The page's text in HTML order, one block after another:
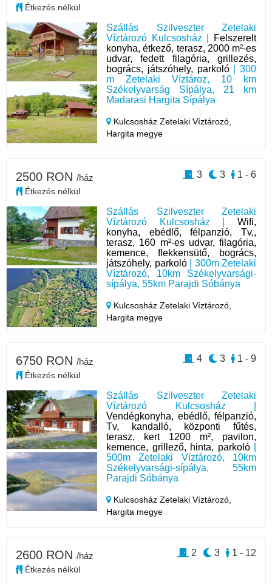
Szállás Szilveszter Zetelaki
Víztározó Kulcsosház |
Felszerelt
konyha, étkező, terasz, 2000 m²-es
udvar, fedett filagória, grillezés,
bogrács, játszóhely, parkoló| 300
m Zetelaki Víztároz, 10 km
Székelyvarság Sípálya, 21 km
Madarasi Hargita Sípálya
Kulcsosház Zetelaki Víztározó,
Hargita megye
Étkezés nélkül
Szállás Szilveszter Zetelaki
Víztározó Kulcsosház | Wifi,
konyha, ebédlő, félpanzió, Tv,,
terasz, 160 m²-es udvar, filagória,
kemence, flekkensütő, bogrács,
játszóhely, parkoló| 300m Zetelaki
Víztározó, 10km Székelyvarsági-
sípálya, 55km Parajdi Sóbánya
Kulcsosház Zetelaki Víztározó,
Hargita megye
2500 RON /ház
Étkezés nélkül
1 - 6
3
3
Szállás Szilveszter Zetelaki
Víztározó Kulcsosház |
Vendégkonyha, ebédlő, félpanzió,
Tv, kandalló, központi fűtés,
terasz, kert 1200 m², pavilon,
kemence, grillező, hinta, parkoló|
500m Zetelaki Víztározó, 10km
Székelyvarsági-sípálya, 55km
Parajdi Sóbánya
Kulcsosház Zetelaki Víztározó,
Hargita megye
6750 RON /ház
Étkezés nélkül
1 - 9
3
4
2600 RON /ház
Étkezés nélkül
1 - 12
3
2